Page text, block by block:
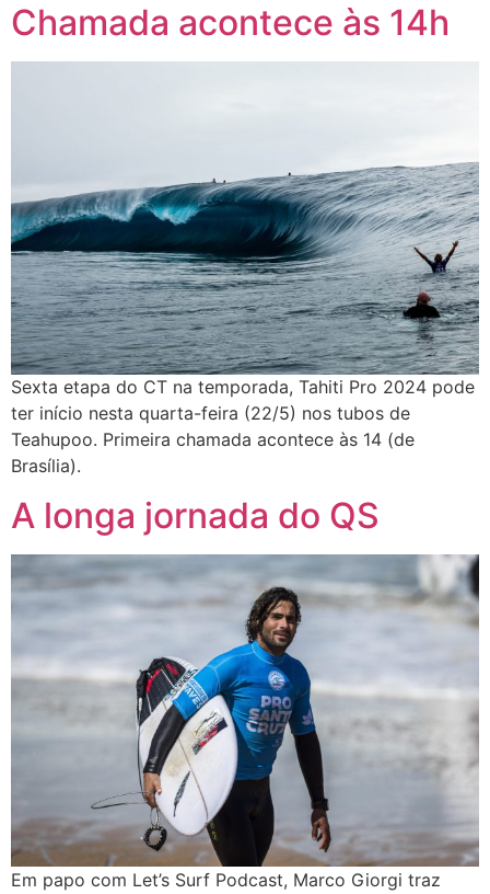
Chamada acontece às 14h
Sexta etapa do CT na temporada, Tahiti Pro 2024 pode
ter início nesta quarta-feira (22/5) nos tubos de
Teahupoo. Primeira chamada acontece às 14 (de
Brasília).
A longa jornada do QS
Em papo com Let’s Surf Podcast, Marco Giorgi traz